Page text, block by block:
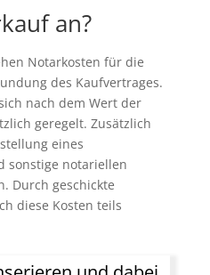
an?
Notarkosten für die
des Kaufvertrages.
nach dem Wert der
geregelt. Zusätzlich
eines
sonstige notariellen
Durch geschickte
diese Kosten teils